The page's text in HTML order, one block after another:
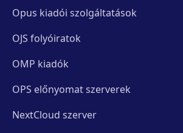
Opus kiadói szolgáltatások
OJS folyóiratok
OMP kiadók
OPS előnyomat szerverek
NextCloud szerver